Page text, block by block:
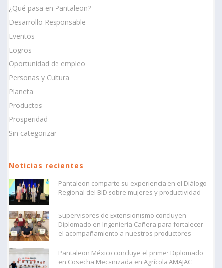
¿Qué pasa en Pantaleon?
Desarrollo Responsable
Eventos
Logros
Oportunidad de empleo
Personas y Cultura
Planeta
Productos
Prosperidad
Sin categorizar
Noticias recientes
Pantaleon comparte su experiencia en el Diálogo
Regional del BID sobre mujeres y productividad
Supervisores de Extensionismo concluyen
Diplomado en Ingeniería Cañera para fortalecer
el acompañamiento a nuestros productores
Pantaleon México concluye el primer Diplomado
en Cosecha Mecanizada en Agrícola AMAJAC